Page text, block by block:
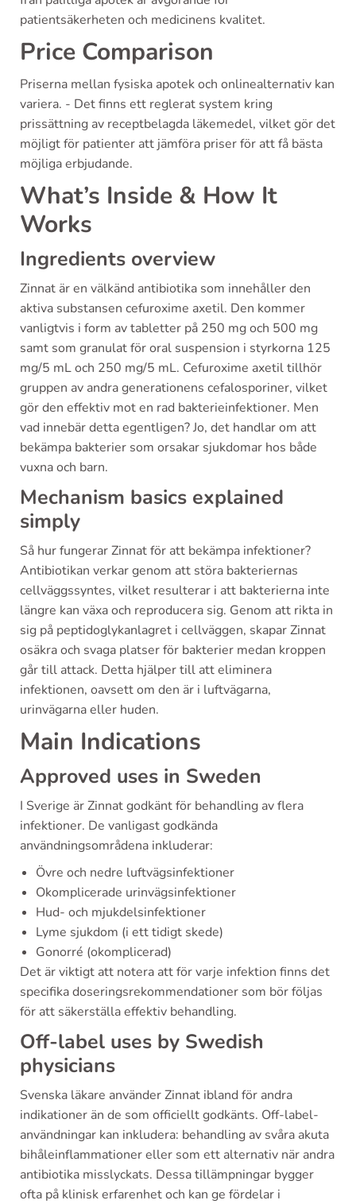
patientsäkerheten och medicinens kvalitet.
Price Comparison
Priserna mellan fysiska apotek och onlinealternativ kan
variera. - Det finns ett reglerat system kring
prissättning av receptbelagda läkemedel, vilket gör det
möjligt för patienter att jämföra priser för att få bästa
möjliga erbjudande.
What’s Inside & How It
Works
Ingredients overview
Zinnat är en välkänd antibiotika som innehåller den
aktiva substansen cefuroxime axetil. Den kommer
vanligtvis i form av tabletter på 250 mg och 500 mg
samt som granulat för oral suspension i styrkorna 125
mg/5 mL och 250 mg/5 mL. Cefuroxime axetil tillhör
gruppen av andra generationens cefalosporiner, vilket
gör den effektiv mot en rad bakterieinfektioner. Men
vad innebär detta egentligen? Jo, det handlar om att
bekämpa bakterier som orsakar sjukdomar hos både
vuxna och barn.
Mechanism basics explained
simply
Så hur fungerar Zinnat för att bekämpa infektioner?
Antibiotikan verkar genom att störa bakteriernas
cellväggssyntes, vilket resulterar i att bakterierna inte
längre kan växa och reproducera sig. Genom att rikta in
sig på peptidoglykanlagret i cellväggen, skapar Zinnat
osäkra och svaga platser för bakterier medan kroppen
går till attack. Detta hjälper till att eliminera
infektionen, oavsett om den är i luftvägarna,
urinvägarna eller huden.
Main Indications
Approved uses in Sweden
I Sverige är Zinnat godkänt för behandling av flera
infektioner. De vanligast godkända
användningsområdena inkluderar:
Övre och nedre luftvägsinfektioner
Okomplicerade urinvägsinfektioner
Hud- och mjukdelsinfektioner
Lyme sjukdom (i ett tidigt skede)
Gonorré (okomplicerad)
Det är viktigt att notera att för varje infektion finns det
specifika doseringsrekommendationer som bör följas
för att säkerställa effektiv behandling.
Off-label uses by Swedish
physicians
Svenska läkare använder Zinnat ibland för andra
indikationer än de som officiellt godkänts. Off-label-
användningar kan inkludera: behandling av svåra akuta
bihåleinflammationer eller som ett alternativ när andra
antibiotika misslyckats. Dessa tillämpningar bygger
ofta på klinisk erfarenhet och kan ge fördelar i